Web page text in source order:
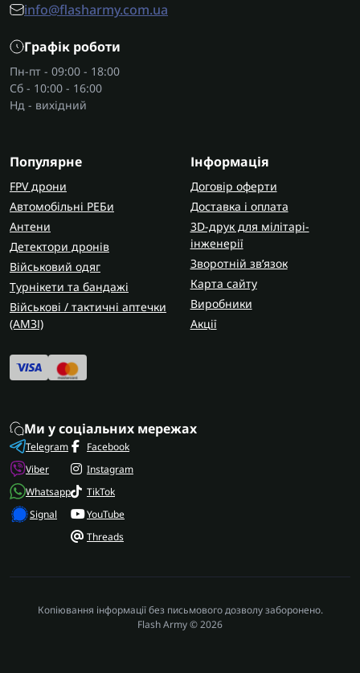
info@flasharmy.com.ua
Графік роботи
Пн-пт - 09:00 - 18:00
Сб - 10:00 - 16:00
Нд - вихідний
Популярне
FPV дрони
Автомобільні РЕБи
Антени
Детектори дронів
Військовий одяг
Турнікети та бандажі
Військові / тактичні аптечки
(AMЗІ)
Інформація
Договір оферти
Доставка і оплата
3D-друк для мілітарі-
інженерії
Зворотній зв’язок
Карта сайту
Виробники
Акції
Ми у соціальних мережах
Telegram
Viber
Whatsapp
Signal
Facebook
Instagram
TikTok
YouTube
Threads
Копіювання інформації без письмового дозволу заборонено.
Flash Army © 2026